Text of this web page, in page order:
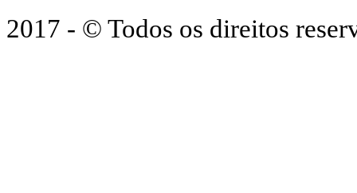
2017 - © Todos os direitos